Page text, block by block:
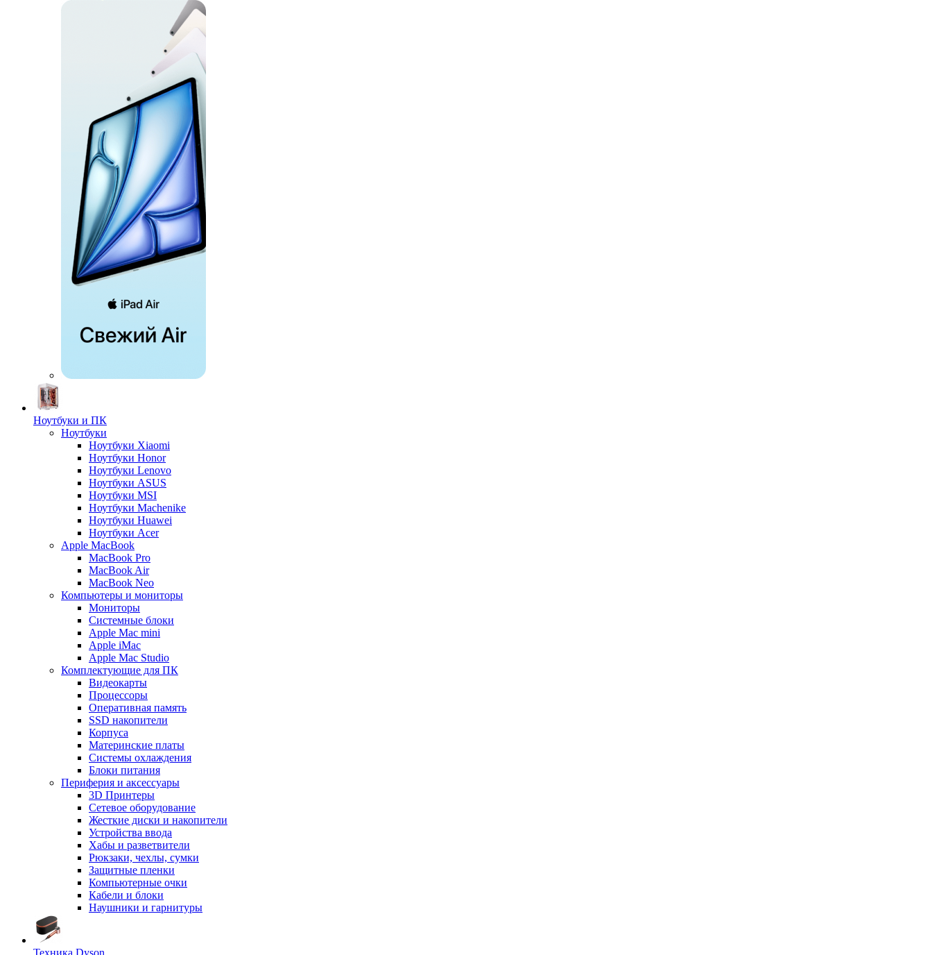
Ноутбуки и ПК
Ноутбуки
Ноутбуки Xiaomi
Ноутбуки Honor
Ноутбуки Lenovo
Ноутбуки ASUS
Ноутбуки MSI
Ноутбуки Machenike
Ноутбуки Huawei
Ноутбуки Acer
Apple MacBook
MacBook Pro
MacBook Air
MacBook Neo
Компьютеры и мониторы
Мониторы
Системные блоки
Apple Mac mini
Apple iMac
Apple Mac Studio
Комплектующие для ПК
Видеокарты
Процессоры
Оперативная память
SSD накопители
Корпуса
Материнские платы
Системы охлаждения
Блоки питания
Периферия и аксессуары
3D Принтеры
Сетевое оборудование
Жесткие диски и накопители
Устройства ввода
Хабы и разветвители
Рюкзаки, чехлы, сумки
Защитные пленки
Компьютерные очки
Кабели и блоки
Наушники и гарнитуры
Техника Dyson